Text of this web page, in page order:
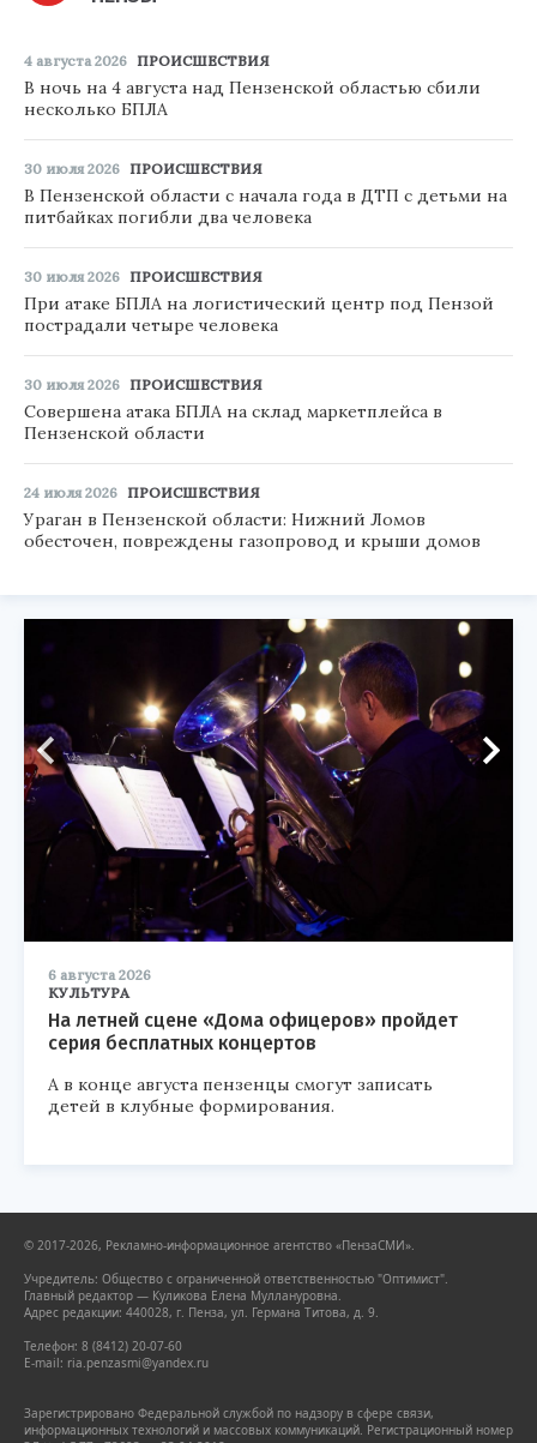
4 августа 2026 ПРОИСШЕСТВИЯ
В ночь на 4 августа над Пензенской областью сбили
несколько БПЛА
30 июля 2026 ПРОИСШЕСТВИЯ
В Пензенской области с начала года в ДТП с детьми на
питбайках погибли два человека
30 июля 2026 ПРОИСШЕСТВИЯ
При атаке БПЛА на логистический центр под Пензой
пострадали четыре человека
30 июля 2026 ПРОИСШЕСТВИЯ
Совершена атака БПЛА на склад маркетплейса в
Пензенской области
24 июля 2026 ПРОИСШЕСТВИЯ
Ураган в Пензенской области: Нижний Ломов
обесточен, повреждены газопровод и крыши домов
6 августа 2026
КУЛЬТУРА
На летней сцене «Дома офицеров» пройдет
серия бесплатных концертов
А в конце августа пензенцы смогут записать
детей в клубные формирования.
© 2017-2026, Рекламно-информационное агентство «ПензаСМИ».
Учредитель: Общество с ограниченной ответственностью "Оптимист".
Главный редактор — Куликова Елена Муллануровна.
Адрес редакции: 440028, г. Пенза, ул. Германа Титова, д. 9.
Телефон: 8 (8412) 20-07-60
E-mail: ria.penzasmi@yandex.ru
Зарегистрировано Федеральной службой по надзору в сфере связи,
информационных технологий и массовых коммуникаций. Регистрационный номер